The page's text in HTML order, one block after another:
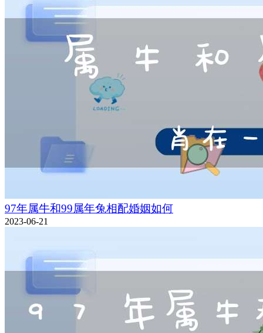
97年属牛和99属年兔相配婚姻如何
2023-06-21